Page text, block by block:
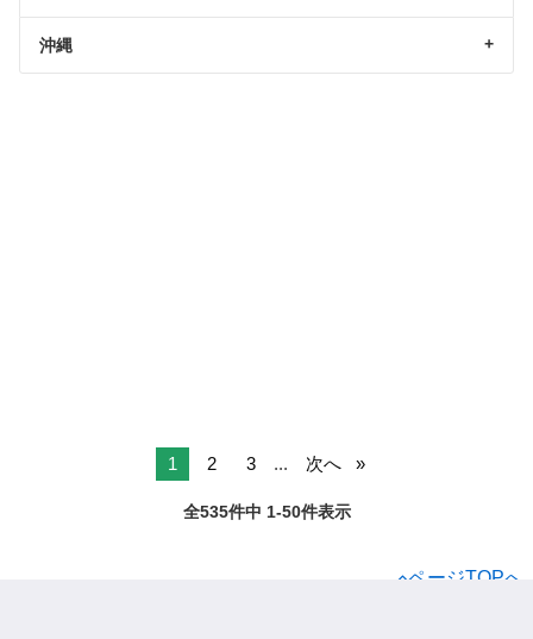
沖縄
1 2 3 ... 次へ
全535件中 1-50件表示
ページTOPへ